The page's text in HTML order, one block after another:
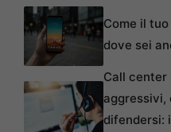
Come il
dove sei
Call center
aggressivi,
difendersi: